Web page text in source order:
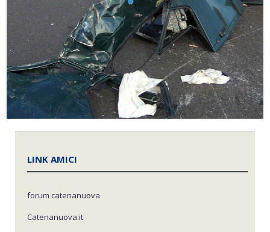
LINK AMICI
forum catenanuova
Catenanuova.it